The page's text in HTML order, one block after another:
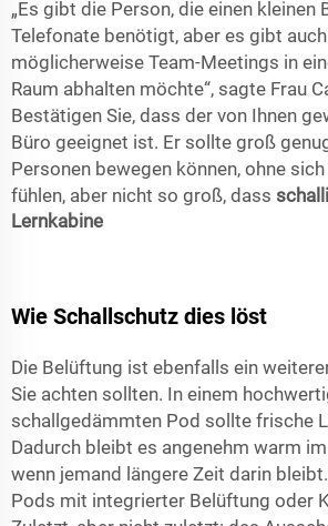
„Es gibt die Person, die einen kleinen
Telefonate benötigt, aber es gibt
möglicherweise Team-Meetings in
Raum abhalten möchte“, sagte Frau
Bestätigen Sie, dass der von Ihnen
Büro geeignet ist. Er sollte groß
Personen bewegen können, ohne
fühlen, aber nicht so groß, dass
Lernkabine
Wie Schallschutz dies löst
Die Belüftung ist ebenfalls ein
Sie achten sollten. In einem
schallgedämmten Pod sollte frische
Dadurch bleibt es angenehm warm
wenn jemand längere Zeit darin
Pods mit integrierter Belüftung oder